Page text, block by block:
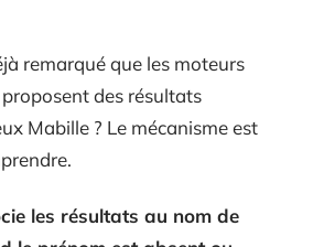
remarqué que les moteurs
des résultats
Mabille ? Le mécanisme est
les résultats au nom de